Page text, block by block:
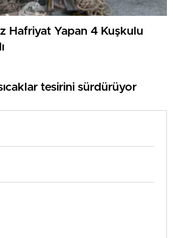
Hafriyat Yapan 4 Kuşkulu
tesirini sürdürüyor